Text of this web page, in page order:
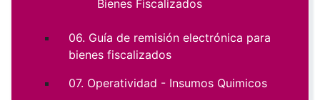
Bienes Fiscalizados
06. Guía de remisión electrónica para
bienes fiscalizados
07. Operatividad - Insumos Quimicos